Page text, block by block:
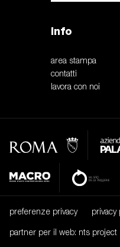
Info
area stampa
contatti
lavora con noi
preferenze privacy privacy
partner per il web: nts project